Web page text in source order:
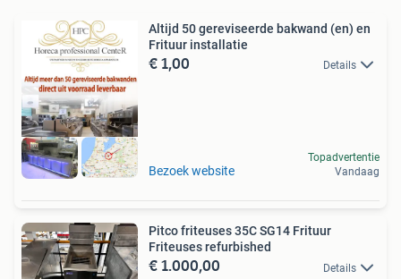
Altijd 50 gereviseerde bakwand (en) en
Frituur installatie
€ 1,00 Details
Bezoek website
Topadvertentie
Vandaag
Pitco friteuses 35C SG14 Frituur
Friteuses refurbished
€ 1.000,00 Details